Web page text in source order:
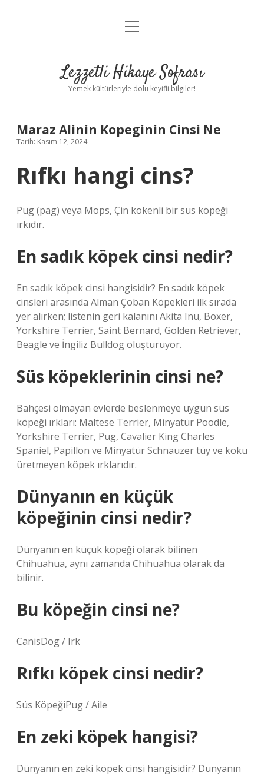
Anasayfa
Yasal Uyarı
menüyü
Lezzetli Hikaye Sofrası
Yemek kültürleriyle dolu keyifli bilgiler!
Maraz Alinin Kopeginin Cinsi Ne
Tarih: Kasım 12, 2024
Rıfkı hangi cins?
Pug (pag) veya Mops, Çin kökenli bir süs köpeği
ırkıdır.
En sadık köpek cinsi nedir?
En sadık köpek cinsi hangisidir? En sadık köpek
cinsleri arasında Alman Çoban Köpekleri ilk sırada
yer alırken; listenin geri kalanını Akita Inu, Boxer,
Yorkshire Terrier, Saint Bernard, Golden Retriever,
Beagle ve İngiliz Bulldog oluşturuyor.
Süs köpeklerinin cinsi ne?
Bahçesi olmayan evlerde beslenmeye uygun süs
köpeği ırkları: Maltese Terrier, Minyatür Poodle,
Yorkshire Terrier, Pug, Cavalier King Charles
Spaniel, Papillon ve Minyatür Schnauzer tüy ve koku
üretmeyen köpek ırklarıdır.
Dünyanın en küçük
köpeğinin cinsi nedir?
Dünyanın en küçük köpeği olarak bilinen
Chihuahua, aynı zamanda Chihuahua olarak da
bilinir.
Bu köpeğin cinsi ne?
CanisDog / Irk
Rıfkı köpek cinsi nedir?
Süs KöpeğiPug / Aile
En zeki köpek hangisi?
Dünyanın en zeki köpek cinsi hangisidir? Dünyanın